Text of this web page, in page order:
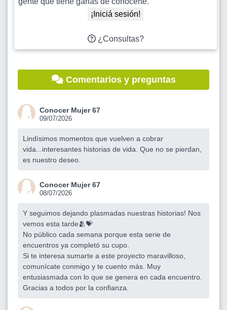
¡Iniciá sesión!
¿Consultas?
Comentarios y preguntas
Conocer Mujer 67
09/07/2026
Lindísimos momentos que vuelven a cobrar
vida...interesantes historias de vida. Que no se pierdan,
es nuestro deseo.
Conocer Mujer 67
08/07/2026
Y seguimos dejando plasmadas nuestras historias! Nos
vemos esta tarde🫂💝
No público cada semana porque esta serie de
encuentros ya completó su cupo.
Si te interesa sumarte a este proyecto maravilloso,
comunícate conmigo y te cuento más. Muy
entusiasmada con lo que se genera en cada encuentro.
Gracias a todos por la confianza.